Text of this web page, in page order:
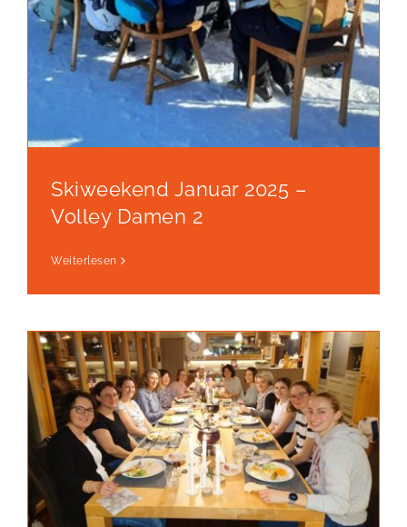
Skiweekend Januar 2025 –
Volley Damen 2
Weiterlesen